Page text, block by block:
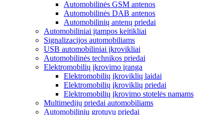
Automobilinės GSM antenos
Automobilinės DAB antenos
Automobilinių antenų priedai
Automobiliniai įtampos keitikliai
Signalizacijos automobiliams
USB automobiliniai įkrovikliai
Automobilinės technikos priedai
Elektromobilių įkrovimo įranga
Elektromobilių įkroviklių laidai
Elektromobilių įkroviklių priedai
Elektromobilių įkrovimo stotelės namams
Multimedijų priedai automobiliams
Automobilinių grotuvų priedai